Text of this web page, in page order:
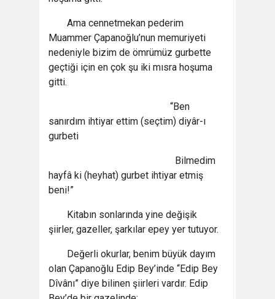
Ama cennetmekan pederim
Muammer Çapanoğlu’nun memuriyeti
nedeniyle bizim de ömrümüz gurbette
geçtiği için en çok şu iki mısra hoşuma
gitti.
“Ben
sanırdım ihtiyar ettim (seçtim) diyâr-ı
gurbeti
Bilmedim
hayfâ ki (heyhat) gurbet ihtiyar etmiş
beni!”
Kitabın sonlarında yine değişik
şiirler, gazeller, şarkılar epey yer tutuyor.
Değerli okurlar, benim büyük dayım
olan Çapanoğlu Edip Bey’inde “Edip Bey
Dîvânı” diye bilinen şiirleri vardır. Edip